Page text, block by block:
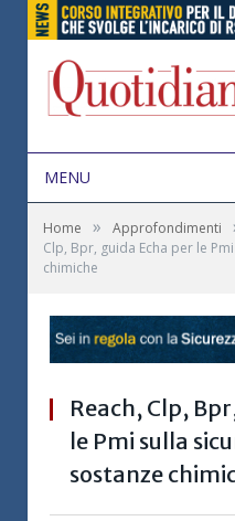
MENU
Home » Approfondimenti
Clp, Bpr, guida Echa per le
chimiche
Reach, Clp,
le Pmi sulla
sostanze